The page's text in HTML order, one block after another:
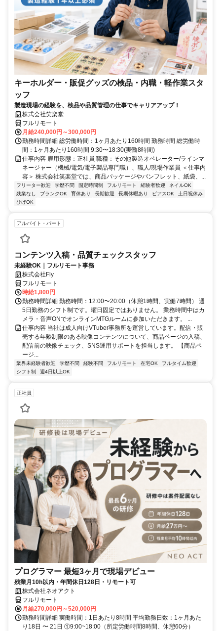
キーホルダー・販促グッズの検品・内職・軽作業スタ
ッフ
製造現場の経験を、検品や品質管理の仕事でキャリアアップ！
株式会社笑楽堂
フルリモート
月給240,000円～300,000円
勤務時間詳細 総労働時間：1ヶ月あたり160時間 勤務時間 総労働時
間：1ヶ月あたり160時間 9:30〜18:30(実働8時間)
仕事内容 雇用形態：正社員 職種：その他製造オペレーター/ラインマ
ネージャー（機械/電気/電子製品専門職）、職人/現場作業員 ＜仕事内
容＞ 株式会社笑楽堂では、商品パッケージやパンフレット、紙袋、...
フリーター歓迎 学歴不問 固定時間制 フルリモート 経験者歓迎
ネイルOK
残業なし
ブランクOK 育休あり 長期歓迎 長期休暇あり ピアスOK
土日祝休み
ひげOK
アルバイト・パート
コンテンツ入稿・品質チェックスタッフ
未経験OK｜フルリモート事務
株式会社Fly
フルリモート
時給1,800円
勤務時間詳細 勤務時間：12:00〜20:00（休憩1時間、実働7時間） 週
5日勤務のシフト制です。曜日固定ではありません。 業務時間中はカ
メラ・音声ONでオンラインMTGルームに参加いただきます。 ...
仕事内容 当社は成人向けVTuber事務所を運営しています。配信・販
売する年齢制限のある映像コンテンツについて、商品ページの入稿、
配信前の映像チェック、SNS運用サポートを担当します。 【商品ペ
ージ...
業界未経験者歓迎 学歴不問 経験不問 フルリモート 在宅OK
フルタイム歓迎
シフト制
週4日以上OK
正社員
プログラマー 最短3ヶ月で現場デビュー
残業月10h以内・年間休日128日・リモート可
株式会社ネオアクト
フルリモート
月給270,000円～520,000円
勤務時間詳細 実働時間：1日あたり8時間 平均勤務日数：1ヶ月あた
り18日 〜 21日 ①9:00~18:00（所定労働時間8時間、休憩60分）